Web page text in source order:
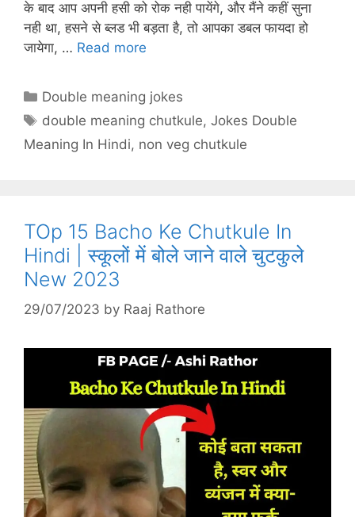
p
p
o
o
m h
at
के बाद आप अपनी हसी को रोक नही पायेंगे, और मैंने कहीं सुना
नही था, हसने से ब्लड भी बड़ता है, तो आपका डबल फायदा हो
जायेगा, … Read more
Categories
Double meaning jokes
Tags
double meaning chutkule,Jokes Double
Meaning In Hindi, non veg chutkule
TOp 15 Bacho Ke Chutkule In
Hindi | स्कूलों में बोले जाने वाले चुटकुले
New 2023
29/07/2023 by Raaj Rathore